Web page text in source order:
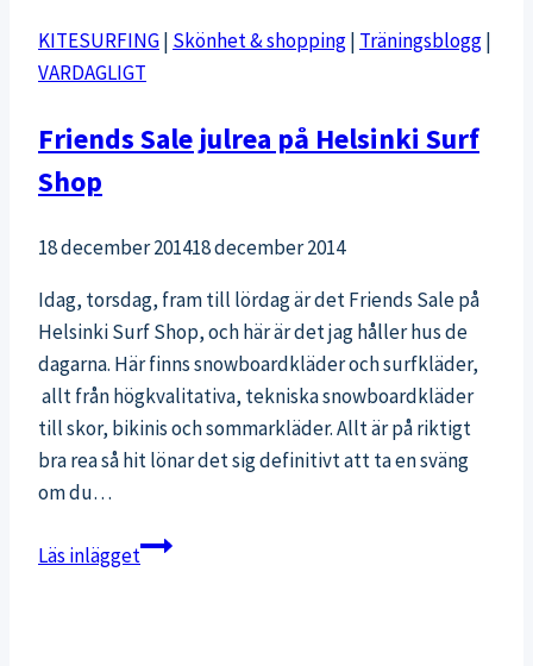
både
bra
dåligt
KITESURFING| Skönhet & shopping| Träningsblogg|
VARDAGLIGT
Friends Sale julrea på Helsinki Surf
Shop
18 december 201418 december 2014
Idag, torsdag, fram till lördag är det Friends Sale på
Helsinki Surf Shop, och här är det jag håller hus de
dagarna. Här finns snowboardkläder och surfkläder,
allt från högkvalitativa, tekniska snowboardkläder
till skor, bikinis och sommarkläder. Allt är på riktigt
bra rea så hit lönar det sig definitivt att ta en sväng
om du…
Läs inläggetFriends